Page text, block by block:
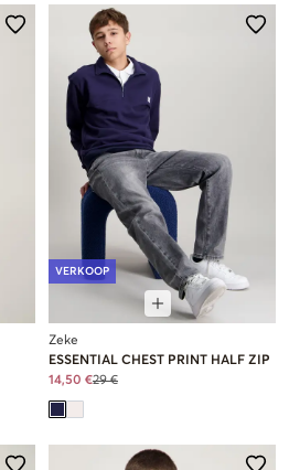
VERKOOP
Zeke
ESSENTIAL CHEST PRINT HALF ZIP
14,50 €29 €